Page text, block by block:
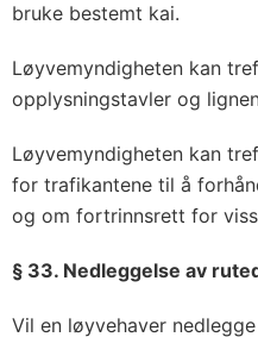
bruke bestemt kai.
Løyvemyndigheten kan
opplysningstavler og
Løyvemyndigheten kan
for trafikantene til å
og om fortrinnsrett for
§ 33. Nedleggelse av
Vil en løyvehaver